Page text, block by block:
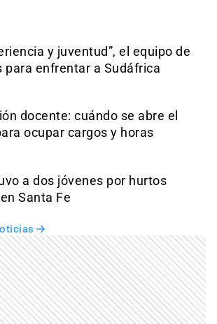
y juventud”, el equipo de
para enfrentar a Sudáfrica
docente: cuándo se abre el
ocupar cargos y horas
a dos jóvenes por hurtos
Santa Fe